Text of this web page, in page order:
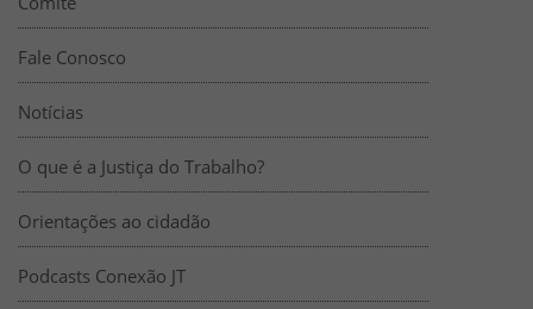
Fale Conosco
Notícias
O que é a Justiça do Trabalho?
Orientações ao cidadão
Podcasts Conexão JT